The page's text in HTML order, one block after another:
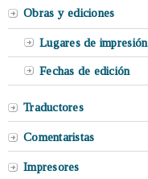
Obras y ediciones
Lugares de impresión
Fechas de edición
Traductores
Comentaristas
Impresores